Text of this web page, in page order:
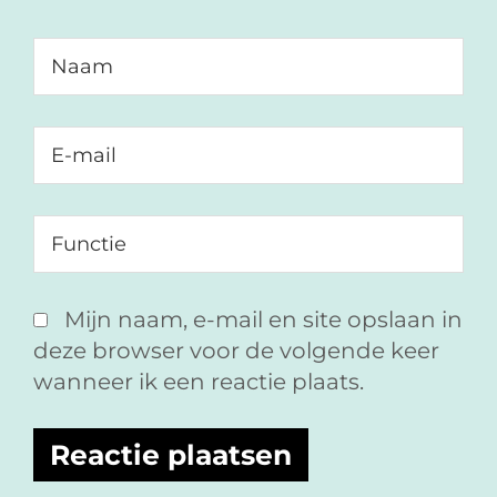
Mijn naam, e-mail en site opslaan in
deze browser voor de volgende keer
wanneer ik een reactie plaats.